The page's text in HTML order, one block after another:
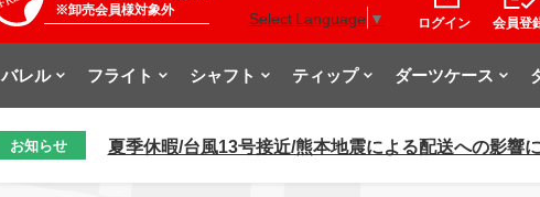
※卸売会員様対象外
Select Language ▼ ログイン 会員登
バレル フライト シャフト ティップ ダーツケース
お知らせ 夏季休暇/台風13号接近/熊本地震による配送への影響